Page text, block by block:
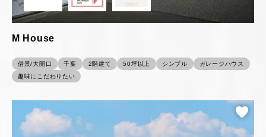
M House
借景/大開口 千葉 2階建て 50坪以上 シンプル
ガレージハウス
趣味にこだわりたい